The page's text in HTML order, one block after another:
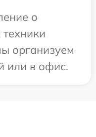
о
организуем
или в офис.